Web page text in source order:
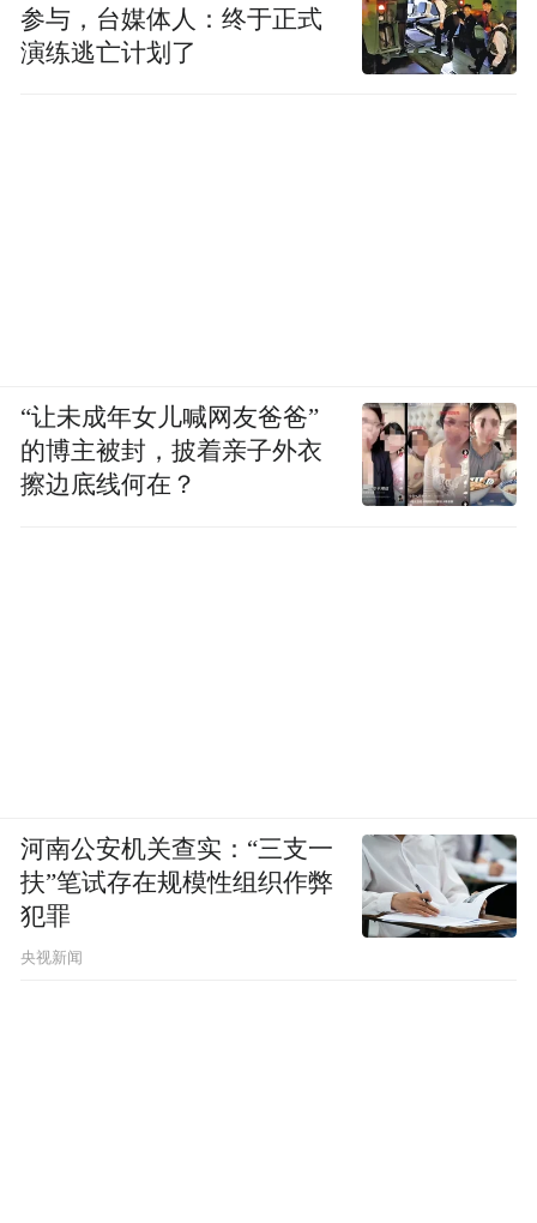
参与，台媒体人：终于正式
演练逃亡计划了
“让未成年女儿喊网友爸爸”
的博主被封，披着亲子外衣
擦边底线何在？
河南公安机关查实：“三支一
扶”笔试存在规模性组织作弊
犯罪
央视新闻